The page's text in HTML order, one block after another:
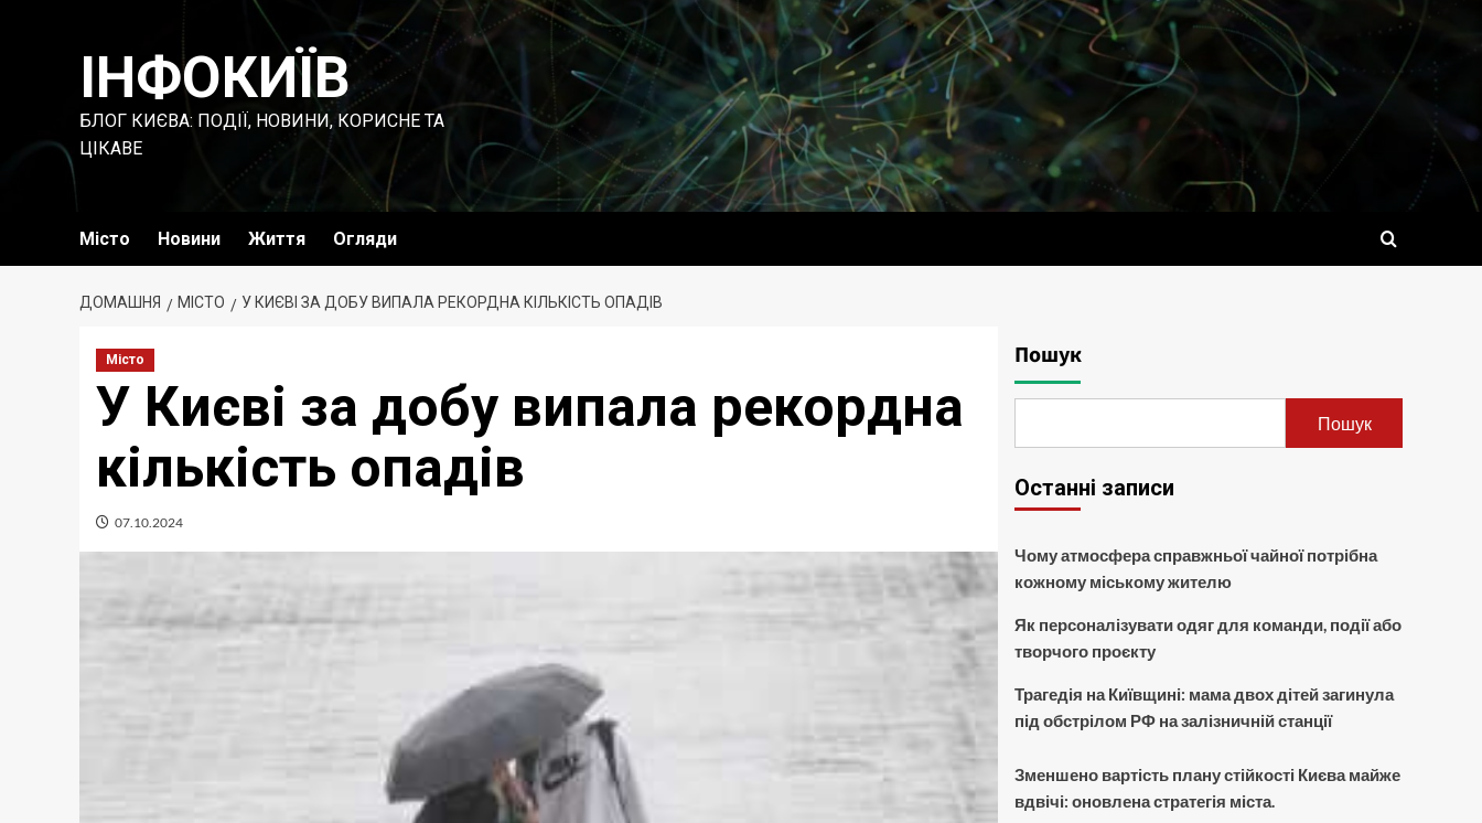
ІНФОКИЇВ
БЛОГ КИЄВА: ПОДІЇ, НОВИНИ, КОРИСНЕ ТА
ЦІКАВЕ
Місто Новини Життя Огляди
ДОМАШНЯ МІСТО У КИЄВІ ЗА ДОБУ ВИПАЛА РЕКОРДНА КІЛЬКІСТЬ ОПАДІВ
Місто
У Києві за добу випала рекордна
кількість опадів
07.10.2024
Пошук
Пошук
Останні записи
Чому атмосфера справжньої чайної потрібна
кожному міському жителю
Як персоналізувати одяг для команди, події або
творчого проєкту
Трагедія на Київщині: мама двох дітей загинула
під обстрілом РФ на залізничній станції
Зменшено вартість плану стійкості Києва майже
вдвічі: оновлена стратегія міста.